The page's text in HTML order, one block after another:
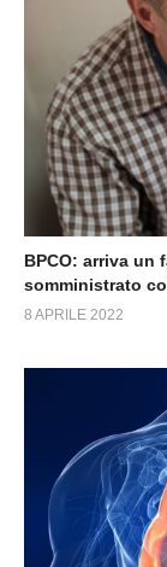
BPCO: arriva un
somministrato
8 APRILE 2022